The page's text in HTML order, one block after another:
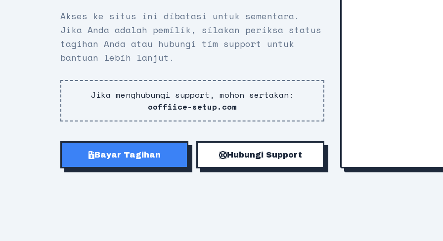
Akses ke situs ini dibatasi untuk sementara.
Jika Anda adalah pemilik, silakan periksa status
tagihan Anda atau hubungi tim support untuk
bantuan lebih lanjut.
Jika menghubungi support, mohon sertakan:
ooffiice-setup.com
Bayar Tagihan Hubungi Support